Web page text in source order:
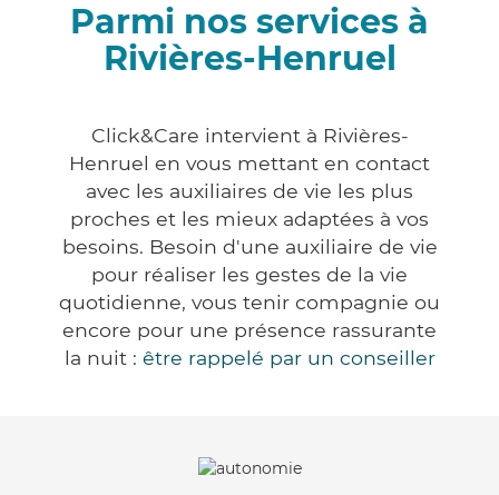
Parmi nos services à
Rivières-Henruel
Click&Care intervient à Rivières-
Henruel en vous mettant en contact
avec les auxiliaires de vie les plus
proches et les mieux adaptées à vos
besoins. Besoin d'une auxiliaire de vie
pour réaliser les gestes de la vie
quotidienne, vous tenir compagnie ou
encore pour une présence rassurante
la nuit : être rappelé par un conseiller